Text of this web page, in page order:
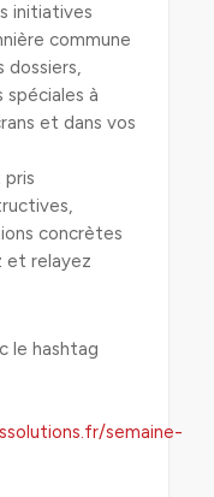
initiatives
commune
dossiers,
spéciales à
et dans vos
pris
concrètes
et relayez
le hashtag
semaine-